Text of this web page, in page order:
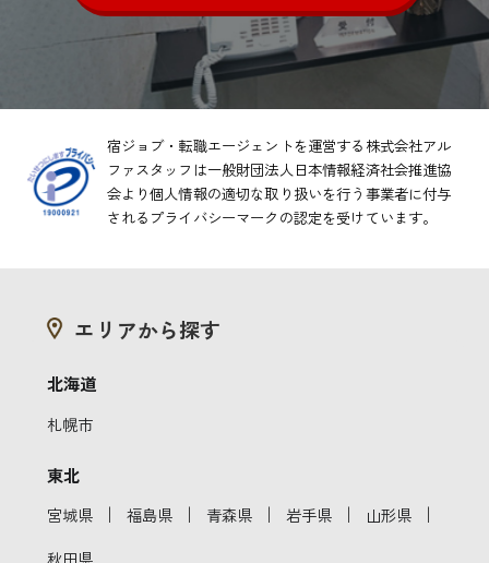
宿ジョブ・転職エージェントを運営する株式会社アル
ファスタッフは一般財団法人日本情報経済社会推進協
会より個人情報の適切な取り扱いを行う事業者に付与
されるプライバシーマークの認定を受けています。
エリアから探す
北海道
札幌市
東北
宮城県 ｜ 福島県 ｜ 青森県 ｜ 岩手県 ｜ 山形県 ｜
秋田県